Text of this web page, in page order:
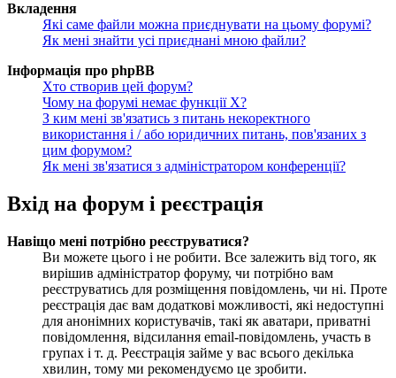
Вкладення
Які саме файли можна приєднувати на цьому форумі?
Як мені знайти усі приєднані мною файли?
Інформація про phpBB
Хто створив цей форум?
Чому на форумі немає функції X?
З ким мені зв'язатись з питань некоректного
використання і / або юридичних питань, пов'язаних з
цим форумом?
Як мені зв'язатися з адміністратором конференції?
Вхід на форум і реєстрація
Навіщо мені потрібно реєструватися?
Ви можете цього і не робити. Все залежить від того, як
вирішив адміністратор форуму, чи потрібно вам
реєструватись для розміщення повідомлень, чи ні. Проте
реєстрація дає вам додаткові можливості, які недоступні
для анонімних користувачів, такі як аватари, приватні
повідомлення, відсилання email-повідомлень, участь в
групах і т. д. Реєстрація займе у вас всього декілька
хвилин, тому ми рекомендуємо це зробити.